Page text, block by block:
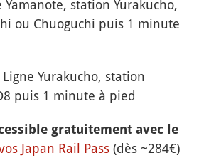
Yamanote, station Yurakucho,
ou Chuoguchi puis 1 minute
Yurakucho, station
puis 1 minute à pied
gratuitement avec le
Japan Rail Pass (dès ~284€)